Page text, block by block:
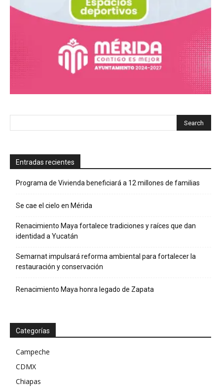
Entradas recientes
Programa de Vivienda beneficiará a 12 millones de familias
Se cae el cielo en Mérida
Renacimiento Maya fortalece tradiciones y raíces que dan
identidad a Yucatán
Semarnat impulsará reforma ambiental para fortalecer la
restauración y conservación
Renacimiento Maya honra legado de Zapata
Categorías
Campeche
CDMX
Chiapas